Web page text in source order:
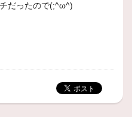
だったので(;^ω^)